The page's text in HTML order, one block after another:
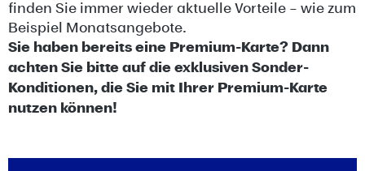
finden Sie immer wieder aktuelle Vorteile – wie zum
Beispiel Monatsangebote.
Sie haben bereits eine Premium-Karte? Dann
achten Sie bitte auf die exklusiven Sonder-
Konditionen, die Sie mit Ihrer Premium-Karte
nutzen können!